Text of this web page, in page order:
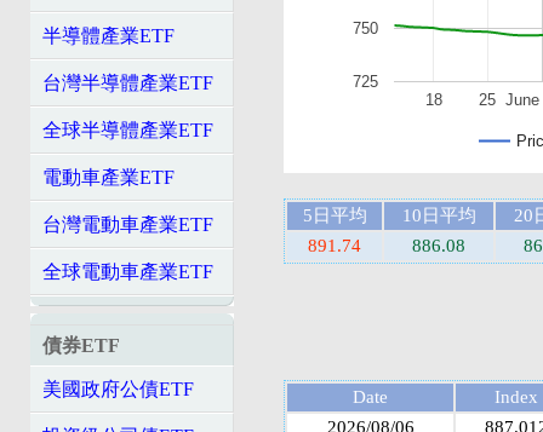
半導體產業ETF
台灣半導體產業ETF
全球半導體產業ETF
電動車產業ETF
台灣電動車產業ETF
全球電動車產業ETF
債券ETF
美國政府公債ETF
June
18 25
725
750
5日平均 10日平均
20
891.74
886.08
Date
Index
2026/08/06